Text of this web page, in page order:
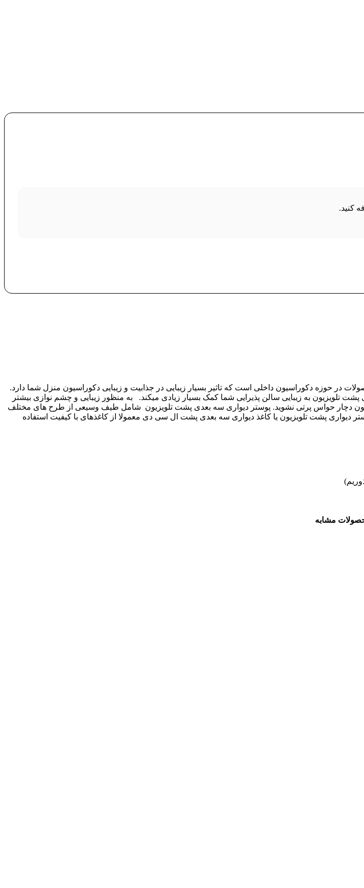
حوزه دکوراسیون داخلی است که تاثیر بسیار زیبایی در جذابیت و زیبایی دکوراسیون منزل شما دارد.
پشت تلویزیون به زیبایی سالن پذیرایی شما کمک بسیار زیادی میکند. به منظور زیبایی و چشم نوازی بیشتر
دچار حواس پرتی نشوید. پوستر دیواری سه بعدی پشت تلویزیون شامل طیف وسیعی از طرح های مختلف
پشت تلویزیون یا کاغذ دیواری سه بعدی پشت ال سی دی معمولا از کاغذهای با کیفیت استفاده
مشابه